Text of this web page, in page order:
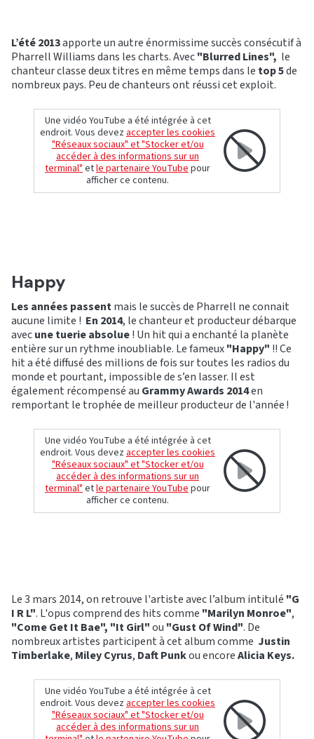
L’été 2013apporte un autre énormissime succès consécutif à
Pharrell Williams dans les charts. Avec"Blurred Lines", le
chanteur classe deux titres en même temps dans le top 5de
nombreux pays. Peu de chanteurs ont réussi cet exploit.
Une vidéo YouTube a été intégrée à cet
endroit. Vous devezaccepter les cookies
"Réseaux sociaux" et "Stocker et/ou
accéder à des informations sur un
terminal"etle partenaire YouTubepour
afficher ce contenu.
Happy
Les années passentmais le succès de Pharrell ne connait
aucune limite ! En 2014, le chanteur et producteur débarque
avecune tuerie absolue! Un hit qui a enchanté la planète
entière sur un rythme inoubliable. Le fameux"Happy" !! Ce
hit a été diffusé des millions de fois sur toutes les radios du
monde et pourtant, impossible de s’en lasser. Il est
également récompensé au Grammy Awards 2014en
remportant le trophée de meilleur producteur de l'année !
Une vidéo YouTube a été intégrée à cet
endroit. Vous devezaccepter les cookies
"Réseaux sociaux" et "Stocker et/ou
accéder à des informations sur un
terminal"etle partenaire YouTubepour
afficher ce contenu.
Le 3 mars 2014, on retrouve l'artiste avec l’album intitulé "G
I R L". L'opus comprend des hits comme "Marilyn Monroe",
"Come Get It Bae", "It Girl"ou "Gust Of Wind". De
nombreux artistes participent à cet album comme Justin
Timberlake, Miley Cyrus, Daft Punkou encoreAlicia Keys.
Une vidéo YouTube a été intégrée à cet
endroit. Vous devez accepter les cookies
"Réseaux sociaux" et "Stocker et/ou
accéder à des informations sur un